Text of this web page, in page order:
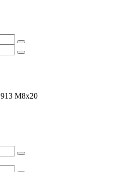
М8х20